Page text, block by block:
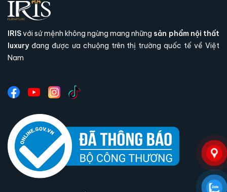
IRISvới sứ mệnh không ngừng mang những sản phẩm nội thất
luxuryđang được ưa chuộng trên thị trường quốc tế về Việt
Nam